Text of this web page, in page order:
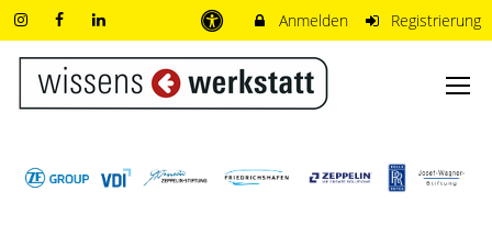
Anmelden Registrierung